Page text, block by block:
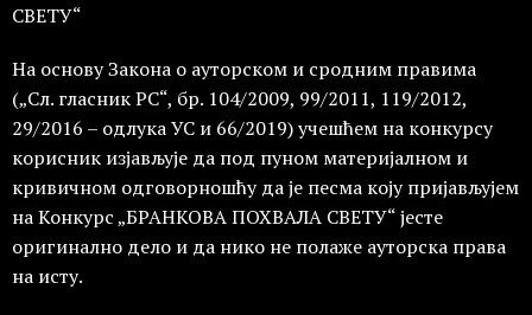
СВЕТУ“
На основу Закона о ауторском и сродним правима
(„Сл. гласник РС“, бр. 104/2009, 99/2011, 119/2012,
29/2016 – одлука УС и 66/2019) учешћем на конкурсу
корисник изјављује да под пуном материјалном и
кривичном одговорношћу да је песма коју пријављујем
на Конкурс „БРАНКОВА ПОХВАЛА СВЕТУ“ јесте
оригинално дело и да нико не полаже ауторска права
на исту.